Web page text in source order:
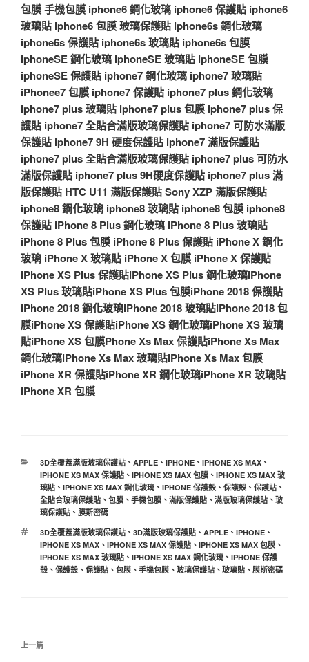
包膜手機包膜 iphone6 鋼化玻璃 iphone6 保護貼 iphone6
玻璃貼 iphone6 包膜玻璃保護貼 iphone6s 鋼化玻璃
iphone6s 保護貼 iphone6s 玻璃貼 iphone6s 包膜
iphoneSE 鋼化玻璃 iphoneSE 玻璃貼 iphoneSE 包膜
iphoneSE 保護貼 iphone7 鋼化玻璃 iphone7 玻璃貼
iPhonee7 包膜 iphone7 保護貼 iphone7 plus 鋼化玻璃
iphone7 plus 玻璃貼 iphone7 plus 包膜 iphone7 plus 保
護貼 iphone7 全貼合滿版玻璃保護貼 iphone7 可防水滿版
保護貼 iphone7 9H 硬度保護貼 iphone7 滿版保護貼
iphone7 plus 全貼合滿版玻璃保護貼 iphone7 plus 可防水
滿版保護貼 iphone7 plus 9H硬度保護貼 iphone7 plus 滿
版保護貼 HTC U11 滿版保護貼Sony XZP 滿版保護貼
iphone8 鋼化玻璃 iphone8 玻璃貼 iphone8 包膜 iphone8
保護貼 iPhone 8 Plus 鋼化玻璃 iPhone 8 Plus 玻璃貼
iPhone 8 Plus 包膜 iPhone 8 Plus 保護貼 iPhone X 鋼化
玻璃 iPhone X 玻璃貼 iPhone X 包膜 iPhone X 保護貼
iPhone XS Plus 保護貼iPhone XS Plus 鋼化玻璃iPhone
XS Plus 玻璃貼iPhone XS Plus 包膜iPhone 2018 保護貼
iPhone 2018 鋼化玻璃iPhone 2018 玻璃貼iPhone 2018 包
膜iPhone XS 保護貼iPhone XS 鋼化玻璃iPhone XS 玻璃
貼iPhone XS 包膜Phone Xs Max 保護貼iPhone Xs Max
鋼化玻璃iPhone Xs Max 玻璃貼iPhone Xs Max 包膜
iPhone XR 保護貼iPhone XR 鋼化玻璃iPhone XR 玻璃貼
iPhone XR 包膜
分
類
3D全覆蓋滿版玻璃保護貼、 APPLE、 IPHONE、 IPHONE XS MAX、
IPHONE XS MAX 保護貼、 IPHONE XS MAX 包膜、 IPHONE XS MAX 玻
璃貼、 IPHONE XS MAX 鋼化玻璃、 IPHONE 保護殼、 保護殼、 保護貼、
全貼合玻璃保護貼、 包膜、 手機包膜、 滿版保護貼、 滿版玻璃保護貼、 玻
璃保護貼、 膜斯密碼
標
籤
3D全覆蓋滿版玻璃保護貼、 3D滿版玻璃保護貼、 APPLE、 IPHONE、
IPHONE XS MAX、 IPHONE XS MAX 保護貼、 IPHONE XS MAX 包膜、
IPHONE XS MAX 玻璃貼、 IPHONE XS MAX 鋼化玻璃、 IPHONE 保護
殼、 保護殼、 保護貼、 包膜、 手機包膜、 玻璃保護貼、 玻璃貼、 膜斯密碼
文
上
上一篇